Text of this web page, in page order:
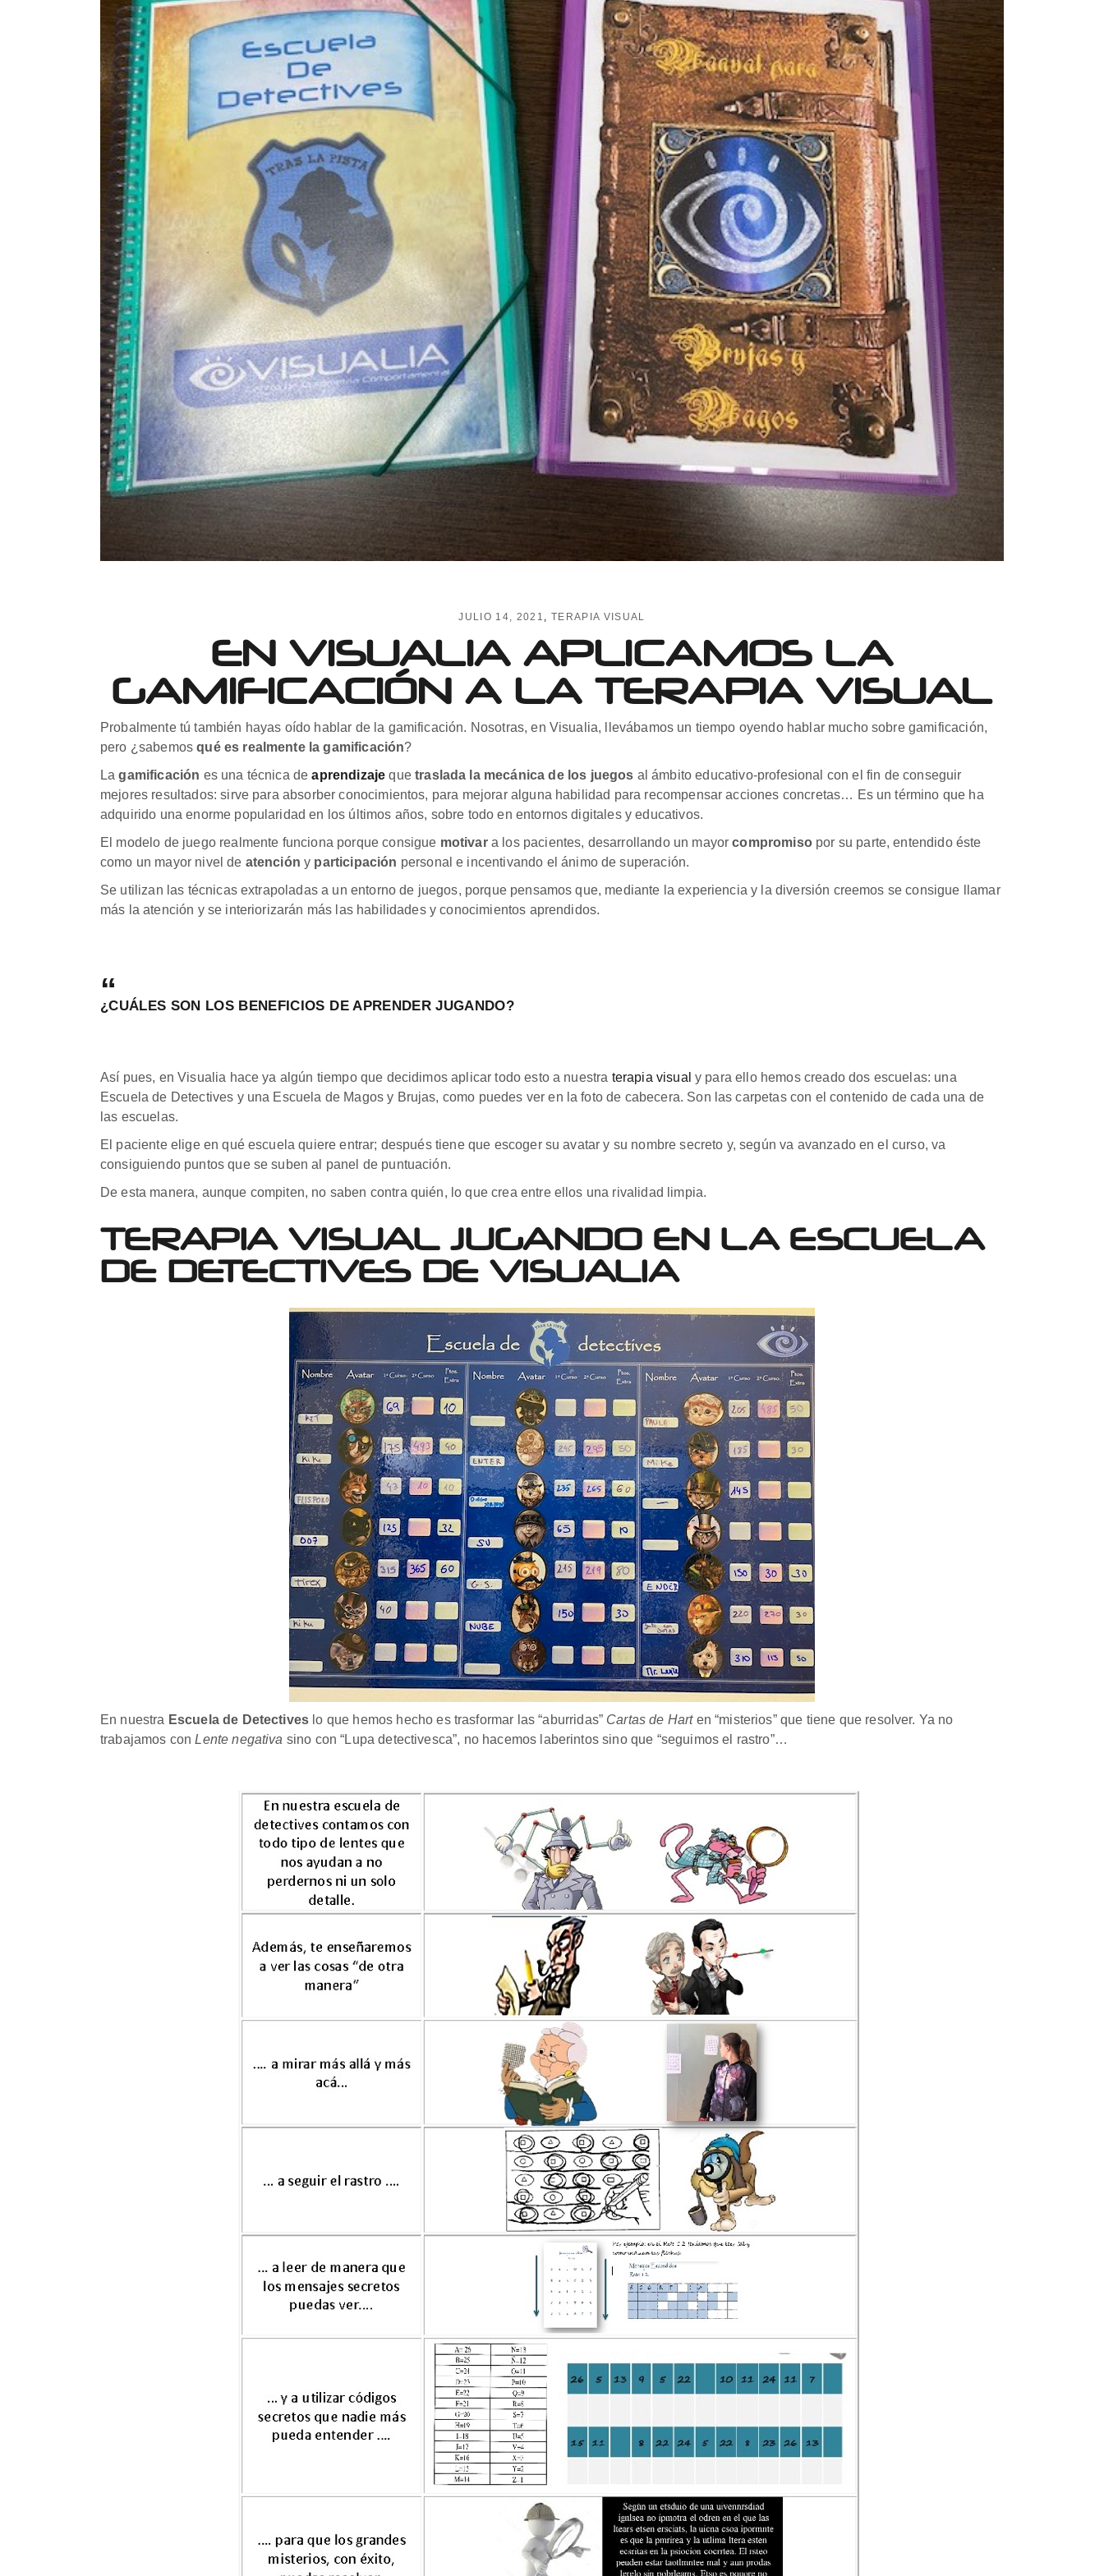
Forbrain
JULIO 14, 2021 TERAPIA VISUAL
EN VISUALIA APLICAMOS LA
GAMIFICACIÓN A LA TERAPIA VISUAL
Probalmente tú también hayas oído hablar de la gamificación. Nosotras, en Visualia, llevábamos un tiempo oyendo hablar mucho sobre gamificación,
pero ¿sabemosqué es realmente la gamificación?
Lagamificación es una técnica deaprendizaje quetraslada la mecánica de los juegos al ámbito educativo-profesional con el fin de conseguir
mejores resultados: sirve para absorber conocimientos, para mejorar alguna habilidad para recompensar acciones concretas… Es un término que ha
adquirido una enorme popularidad en los últimos años, sobre todo en entornos digitales y educativos.
El modelo de juego realmente funciona porque consigue motivara los pacientes, desarrollando un mayorcompromiso por su parte, entendido éste
como un mayor nivel de atención y participación personal e incentivando el ánimo de superación.
Se utilizan las técnicas extrapoladas a un entorno de juegos, porque pensamos que, mediante la experiencia y la diversión creemos se consigue llamar
más la atención y se interiorizarán más las habilidades y conocimientos aprendidos.
¿CUÁLES SON LOS BENEFICIOS DE APRENDER JUGANDO?
Así pues, en Visualia hace ya algún tiempo que decidimos aplicar todo esto a nuestra terapia visual y para ello hemos creado dos escuelas: una
Escuela de Detectives y una Escuela de Magos y Brujas, como puedes ver en la foto de cabecera. Son las carpetas con el contenido de cada una de
las escuelas.
El paciente elige en qué escuela quiere entrar; después tiene que escoger su avatar y su nombre secreto y, según va avanzado en el curso, va
consiguiendo puntos que se suben al panel de puntuación.
De esta manera, aunque compiten, no saben contra quién, lo que crea entre ellos una rivalidad limpia.
TERAPIA VISUAL JUGANDO EN LA ESCUELA
DE DETECTIVES DE VISUALIA
En nuestra Escuela de Detectives lo que hemos hecho es trasformar las “aburridas” Cartas de Harten “misterios” que tiene que resolver. Ya no
trabajamos conLente negativa sino con “Lupa detectivesca”, no hacemos laberintos sino que “seguimos el rastro”…